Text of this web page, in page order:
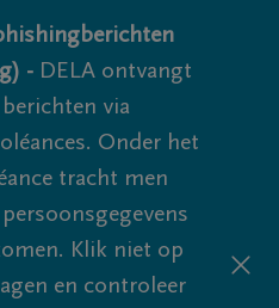
- DELA ontvangt
via
Onder het
tracht men
Klik niet op
en controleer